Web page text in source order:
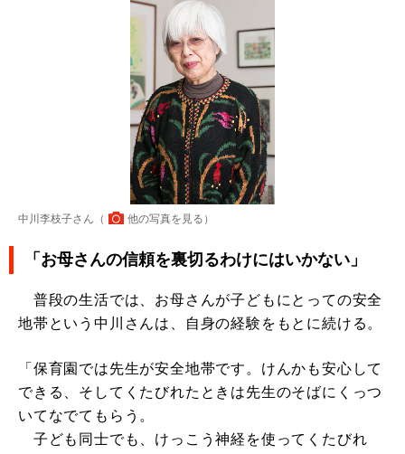
中川李枝子さん（ 他の写真を見る ）
「お母さんの信頼を裏切るわけにはいかない」
普段の生活では、お母さんが子どもにとっての安全
地帯という中川さんは、自身の経験をもとに続ける。
「保育園では先生が安全地帯です。けんかも安心して
できる、そしてくたびれたときは先生のそばにくっつ
いてなでてもらう。
子ども同士でも、けっこう神経を使ってくたびれ